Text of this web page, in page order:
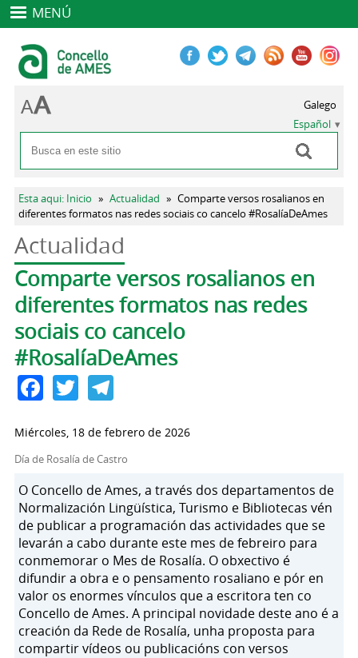
MENÚ
Formulario de búsqueda
Buscar
Galego
Español
Se encuentra usted aquí
Esta aqui: Inicio » Actualidad » Comparte versos rosalianos en
diferentes formatos nas redes sociais co cancelo #RosalíaDeAmes
Actualidad
Solapas principales
Comparte versos rosalianos en
diferentes formatos nas redes
sociais co cancelo
#RosalíaDeAmes
Facebook
TwitterTelegram
Miércoles, 18 de febrero de 2026
Día de Rosalía de Castro
O Concello de Ames, a través dos departamentos de
Normalización Lingüística, Turismo e Bibliotecas vén
de publicar a programación das actividades que se
levarán a cabo durante este mes de febreiro para
conmemorar o Mes de Rosalía. O obxectivo é
difundir a obra e o pensamento rosaliano e pór en
valor os enormes vínculos que a escritora ten co
Concello de Ames. A principal novidade deste ano é a
creación da Rede de Rosalía, unha proposta para
compartir vídeos ou publicacións con versos